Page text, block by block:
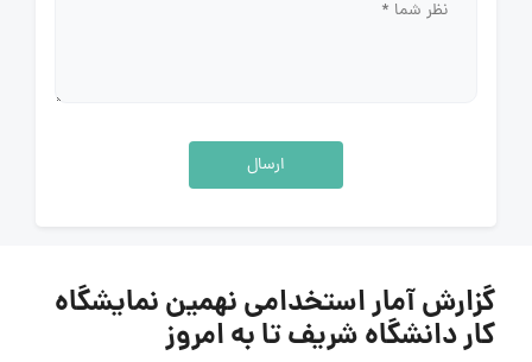
ارسال
گزارش آمار استخدامی نهمین نمایشگاه
کار دانشگاه شریف تا به امروز